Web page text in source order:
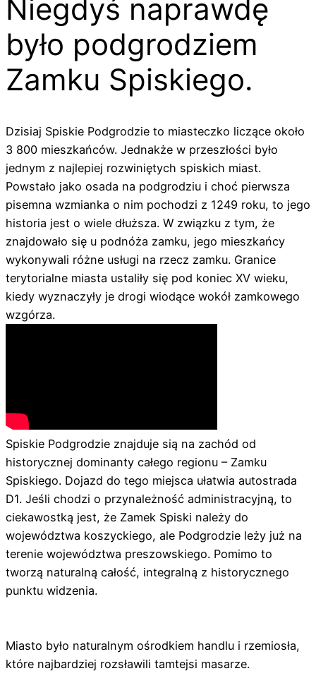
Niegdyś naprawdę
było podgrodziem
Zamku Spiskiego.
Dzisiaj Spiskie Podgrodzie to miasteczko liczące około
3 800 mieszkańców. Jednakże w przeszłości było
jednym z najlepiej rozwiniętych spiskich miast.
Powstało jako osada na podgrodziu i choć pierwsza
pisemna wzmianka o nim pochodzi z 1249 roku, to jego
historia jest o wiele dłuższa. W związku z tym, że
znajdowało się u podnóża zamku, jego mieszkańcy
wykonywali różne usługi na rzecz zamku. Granice
terytorialne miasta ustaliły się pod koniec XV wieku,
kiedy wyznaczyły je drogi wiodące wokół zamkowego
wzgórza.
Spiskie Podgrodzie znajduje sią na zachód od
historycznej dominanty całego regionu – Zamku
Spiskiego. Dojazd do tego miejsca ułatwia autostrada
D1. Jeśli chodzi o przynależność administracyjną, to
ciekawostką jest, że Zamek Spiski należy do
województwa koszyckiego, ale Podgrodzie leży już na
terenie województwa preszowskiego. Pomimo to
tworzą naturalną całość, integralną z historycznego
punktu widzenia.
Miasto było naturalnym ośrodkiem handlu i rzemiosła,
które najbardziej rozsławili tamtejsi masarze.